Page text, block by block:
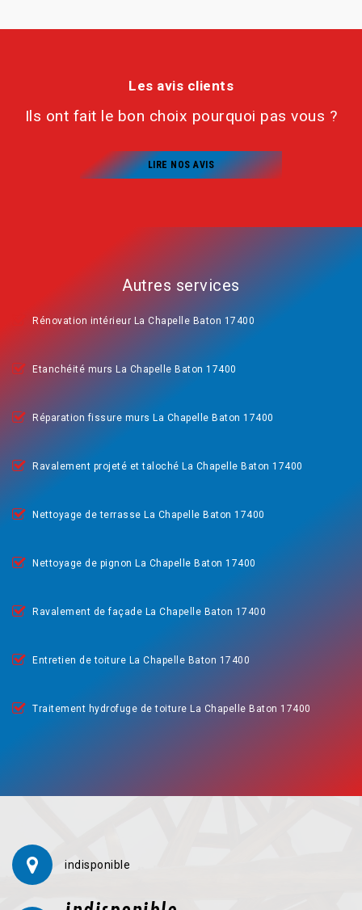
Les avis clients
Ils ont fait le bon choix pourquoi pas vous ?
LIRE NOS AVIS
Autres services
Rénovation intérieur La Chapelle Baton 17400
Etanchéité murs La Chapelle Baton 17400
Réparation fissure murs La Chapelle Baton 17400
Ravalement projeté et taloché La Chapelle Baton 17400
Nettoyage de terrasse La Chapelle Baton 17400
Nettoyage de pignon La Chapelle Baton 17400
Ravalement de façade La Chapelle Baton 17400
Entretien de toiture La Chapelle Baton 17400
Traitement hydrofuge de toiture La Chapelle Baton 17400
indisponible